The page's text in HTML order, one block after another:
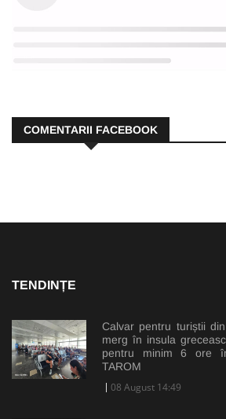
COMENTARII FACEBOOK
TENDINȚE
Calvar pentru turiștii
merg în insula
pentru minim 6 ore
TAROM
08 August 14:49